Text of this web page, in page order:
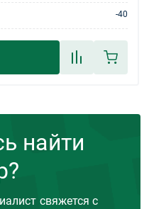
-40
найти
свяжется с